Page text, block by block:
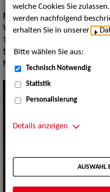
Musik:Volksmusik und Intern.
Volksmusik Internationale
Trachten
Show:Musik Shows
Musik Shows:Volkstümliche
welche Cookies Sie
werden nachfolgend
erhalten Sie in unserer
Bitte wählen Sie aus:
Technisch Notwendig
Statistik
Personalisierung
Details anzeigen
AUSWAHL